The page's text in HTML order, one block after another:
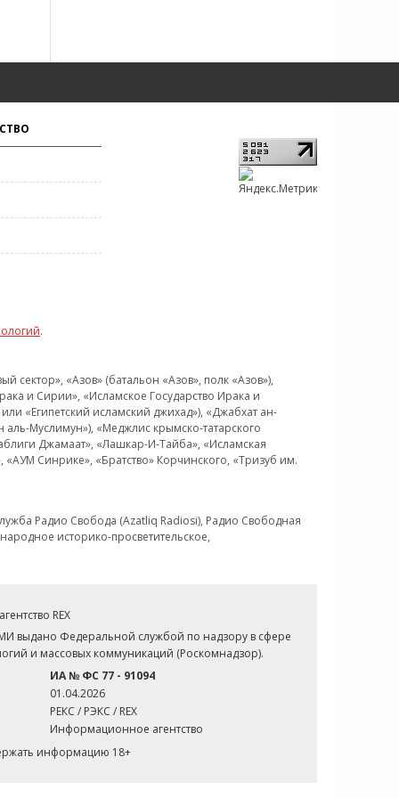
.
«Азов» (батальон «Азов», полк «Азов»),
и Сирии», «Исламское Государство Ирака и
«Египетский исламский джихад»), «Джабхат ан-
Муслимун»), «Меджлис крымско-татарского
Джамаат», «Лашкар-И-Тайба», «Исламская
Синрике», «Братство» Корчинского, «Тризуб им.
Радио Свобода (Azatliq Radiosi), Радио Свободная
историко-просветительское,
REX
выдано Федеральной службой по надзору в сфере
и массовых коммуникаций (Роскомнадзор).
ИА № ФС 77 - 91094
01.04.2026
РЕКС / РЭКС / REX
Информационное агентство
информацию 18+